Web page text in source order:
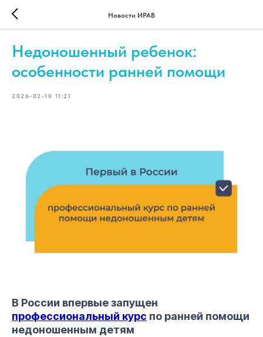
Новости ИРАВ
Недоношенный ребенок:
особенности ранней помощи
2026-02-10 11:21
В России впервые запущен
профессиональный курс по ранней помощи
недоношенным детям